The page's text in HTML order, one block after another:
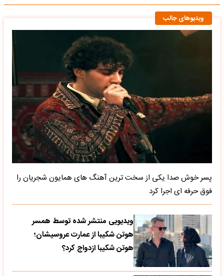
ویدیوهای جالب
پسر خوش صدا یکی از سخت ترین آهنگ های همایون شجریان را
فوق حرفه ای اجرا کرد
ویدیویی منتشر شده توسط همسر
هوتن شکیبا از عمارت عروسیشان؛
هوتن شکیبا ازدواج کرد؟